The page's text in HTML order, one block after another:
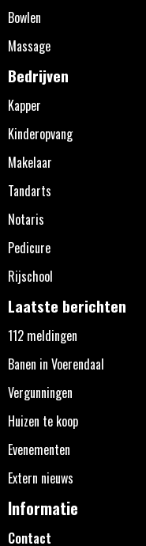
Bowlen
Massage
Bedrijven
Kapper
Kinderopvang
Makelaar
Tandarts
Notaris
Pedicure
Rijschool
Laatste berichten
112 meldingen
Banen in Voerendaal
Vergunningen
Huizen te koop
Evenementen
Extern nieuws
Informatie
Contact